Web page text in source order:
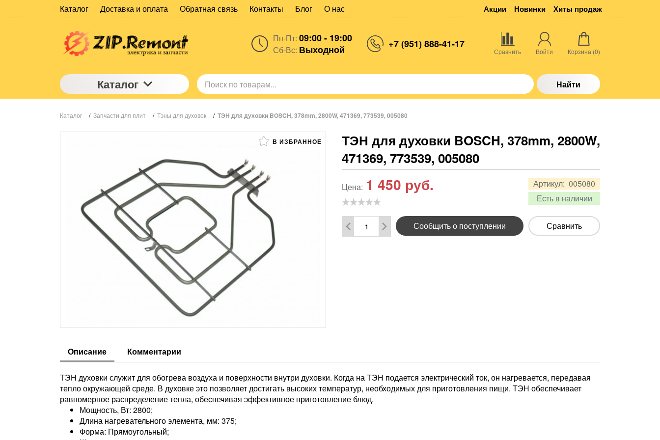
Каталог Доставка и оплата Обратная связь Контакты Блог О нас Акции Новинки Хиты продаж
Пн-Пт: 09:00 - 19:00
Сб-Вс: Выходной +7 (951) 888-41-17
Сравнить Войти Корзина (0)
Каталог Найти
Каталог / Запчасти для плит / Тэны для духовок / ТЭН для духовки BOSCH, 378mm, 2800W, 471369, 773539, 005080
В ИЗБРАННОЕ
ТЭН для духовки BOSCH, 378mm, 2800W,
471369, 773539, 005080
Артикул: 005080
Есть в наличии
Цена: 1 450 руб.
Сообщить о поступлении Сравнить
Описание Комментарии
ТЭН духовки служит для обогрева воздуха и поверхности внутри духовки. Когда на ТЭН подается электрический ток, он нагревается, передавая
тепло окружающей среде. В духовке это позволяет достигать высоких температур, необходимых для приготовления пищи. ТЭН обеспечивает
равномерное распределение тепла, обеспечивая эффективное приготовление блюд.
Мощность, Вт: 2800;
Длина нагревательного элемента, мм: 375;
Форма: Прямоугольный;